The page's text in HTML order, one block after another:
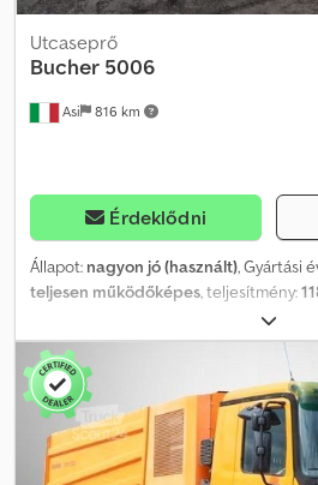
szerződés a mérvadó. Az elírás és az
fenntartásával. Chedpfjvicx Ajx Aidea
Asi 816 km
Utcaseprő
Bucher 5006
Érdeklődni
Állapot: nagyon jó (használt), Gyártási
teljesen működőképes , teljesítmény:
fehér,
állapotban van, tökéletesen